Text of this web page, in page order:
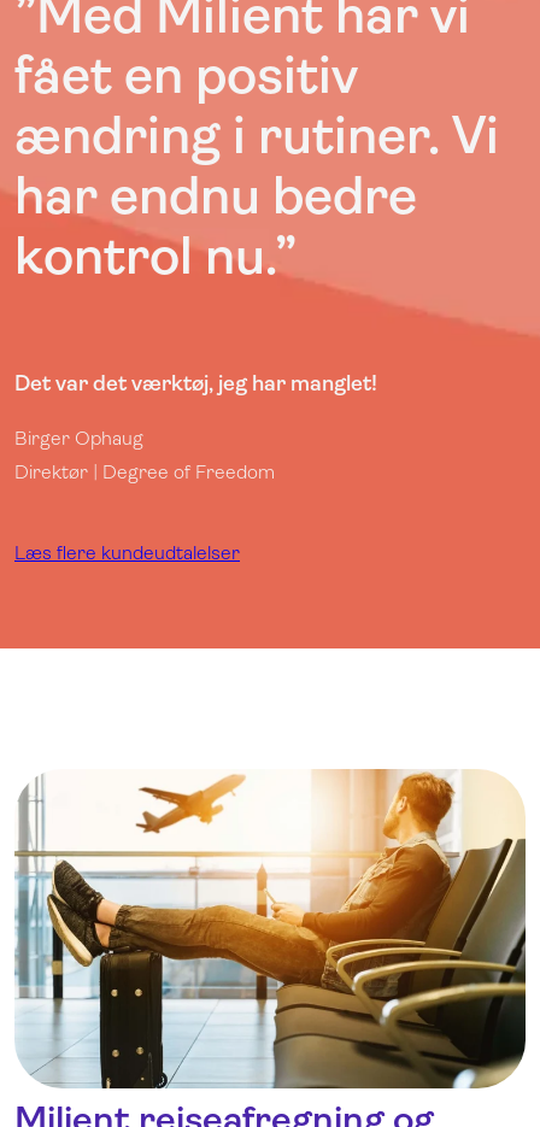
”Med Milient har vi
fået en positiv
ændring i rutiner. Vi
har endnu bedre
kontrol nu.”
Det var det værktøj, jeg har manglet!
Birger Ophaug
Direktør | Degree of Freedom
Læs flere kundeudtalelser